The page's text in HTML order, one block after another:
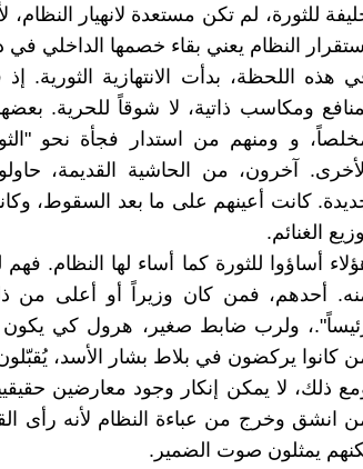
للثورة، لم تكن مستعدة لانهيار
استقرار النظام يعني بقاء خصمها الداخلي في
هذه اللحظة، بدأت الانتهازية الثورية.
ومكاسب ذاتية، لا شوقاً للحرية.
و ومنهم من استدار فجأة نحو
الأخرى. آخرون، من الحاشية القديمة،
كانت أعينهم على ما بعد السقوط،
الغنائم.
أساؤوا للثورة كما أساء لها النظام.
أحدهم، فمن كان وزيراً أو أعلى من
ولرب ضابط صغير، هرول كي يكون
كانوا يركضون في بلاط بشار الأسد،
ذلك، لا يمكن إنكار وجود معارضين
انشق وخرج من عباءة النظام لأنه رأى
يمثلون صوت الضمير.